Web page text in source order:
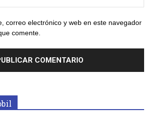
correo electrónico y web en este navegador
comente.